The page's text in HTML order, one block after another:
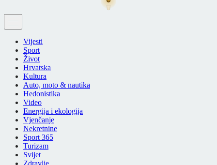
Vijesti
Sport
Život
Hrvatska
Kultura
Auto, moto & nautika
Hedonistika
Video
Energija i ekologija
Vjenčanje
Nekretnine
Sport 365
Turizam
Svijet